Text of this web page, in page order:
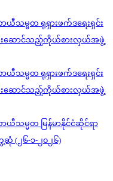
ယီသမ္မတ ရုရှားဖက်ဒရေးရှင်း
ဦးဆောင်သည့်ကိုယ်စားလှယ်အဖွဲ့
ယီသမ္မတ ရုရှားဖက်ဒရေးရှင်း
ဦးဆောင်သည့်ကိုယ်စားလှယ်အဖွဲ့
ယီသမ္မတ မြန်မာနိုင်ငံဆိုင်ရာ
(၂၆-၁-၂၀၂၆)